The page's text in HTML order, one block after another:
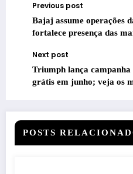
Previous post
Bajaj assume operações
fortalece presença das
Next post
Triumph lança
grátis em junho; veja os
POSTS